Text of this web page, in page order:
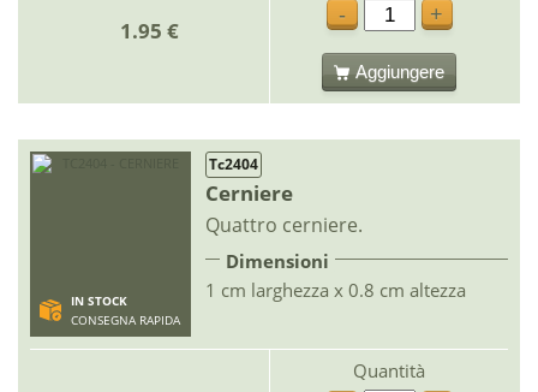
1.95 €
-
+
Aggiungere
IN STOCK
CONSEGNA RAPIDA
Tc2404
Cerniere
Quattro cerniere.
Dimensioni
1 cm larghezza x 0.8 cm altezza
Quantità